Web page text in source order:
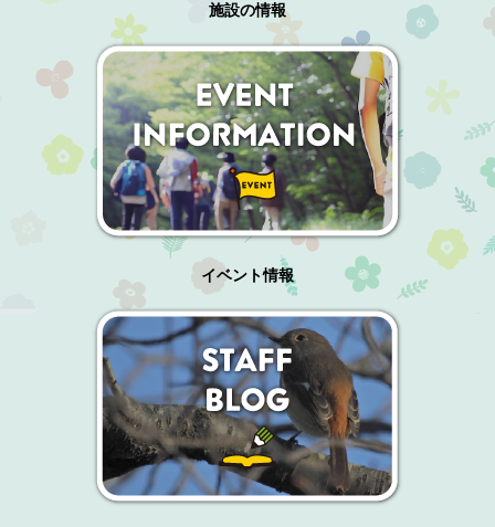
施設の情報
イベント情報